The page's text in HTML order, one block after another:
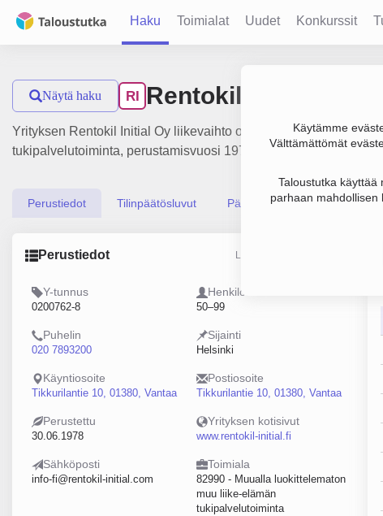
Haku Toimialat Uudet Konkurssit
Käytämme
Välttämättömät
Taloustutka käyttää
parhaan mahdollisen
Näytä haku RI Rentokil Initial Oy
Yrityksen Rentokil Initial Oy liikevaihto on 10 milj. €, tulos 369
tukipalvelutoiminta, perustamisvuosi 1978 ja sijainti Helsinki.
Perustiedot Tilinpäätösluvut Päättäjätiedot
Perustiedot Lähde: YTJ, PRH, Traficom
Y-tunnus
0200762-8
Henkilöstömäärä
50–99
Puhelin
020 7893200
Sijainti
Helsinki
Käyntiosoite
Tikkurilantie 10, 01380, Vantaa
Postiosoite
Tikkurilantie 10, 01380, Vantaa
Perustettu
30.06.1978
Yrityksen kotisivut
www.rentokil-initial.fi
Sähköposti
info-fi@rentokil-initial.com
Toimiala
82990 - Muualla luokittelematon
muu liike-elämän
tukipalvelutoiminta